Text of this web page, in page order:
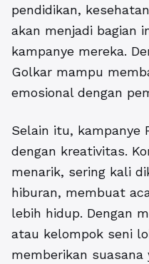
pendidikan,
akan menjadi bagian
kampanye mereka.
Golkar mampu
emosional dengan
Selain itu, kampanye
dengan kreativitas.
menarik, sering kali
hiburan, membuat
lebih hidup. Dengan
atau kelompok seni
memberikan suasana